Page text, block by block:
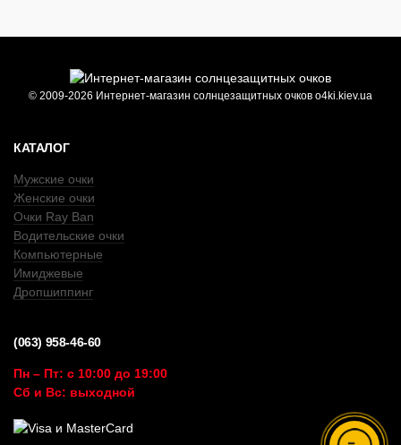
© 2009-2026 Интернет-магазин солнцезащитных очков o4ki.kiev.ua
КАТАЛОГ
Мужские очки
Женские очки
Очки Ray Ban
Водительские очки
Компьютерные
Имиджевые
Дропшиппинг
(063) 958-46-60
Пн – Пт: с 10:00 до 19:00
Сб и Вс: выходной